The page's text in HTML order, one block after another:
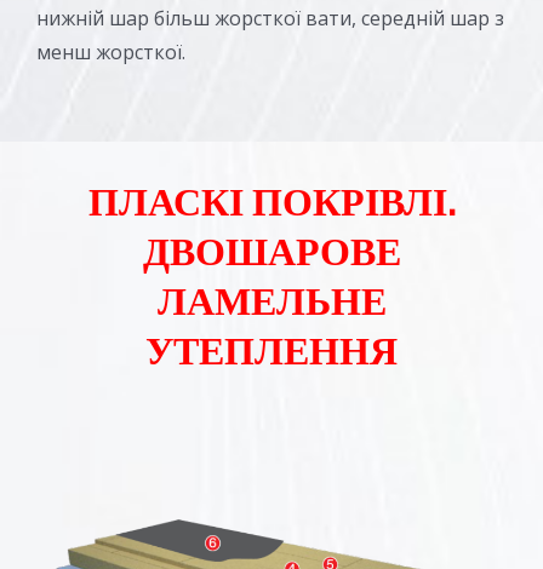
нижній шар більш жорсткої вати, середній шар з
менш жорсткої.
ПЛАСКІ ПОКРІВЛІ.
ДВОШАРОВЕ
ЛАМЕЛЬНЕ
УТЕПЛЕННЯ